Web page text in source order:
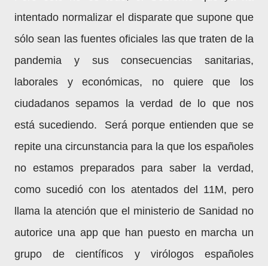
intentado normalizar el disparate que supone que
sólo sean las fuentes oficiales las que traten de la
pandemia y sus consecuencias sanitarias,
laborales y económicas, no quiere que los
ciudadanos sepamos la verdad de lo que nos
está sucediendo. Será porque entienden que se
repite una circunstancia para la que los españoles
no estamos preparados para saber la verdad,
como sucedió con los atentados del 11M, pero
llama la atención que el ministerio de Sanidad no
autorice una app que han puesto en marcha un
grupo de científicos y virólogos españoles